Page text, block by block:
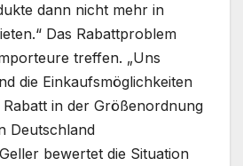
dann nicht mehr in
Das Rabattproblem
treffen. „Uns
die Einkaufsmöglichkeiten
in der Größenordnung
Deutschland
bewertet die Situation